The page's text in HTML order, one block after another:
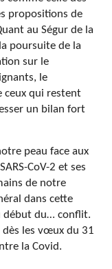
propositions de
au Ségur de la
poursuite de la
sur le
le
ceux qui restent
un bilan fort
peau face aux
CoV-2 et ses
de notre
dans cette
début du… conflit.
dès les vœux du 31
la Covid.